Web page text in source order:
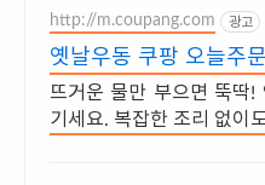
http://m.coupang.com 광고
옛날우동 쿠팡 오늘주
뜨거운 물만 부으면 뚝딱!
기세요. 복잡한 조리 없이